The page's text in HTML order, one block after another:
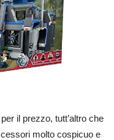
il prezzo, tutt’altro che
molto cospicuo e